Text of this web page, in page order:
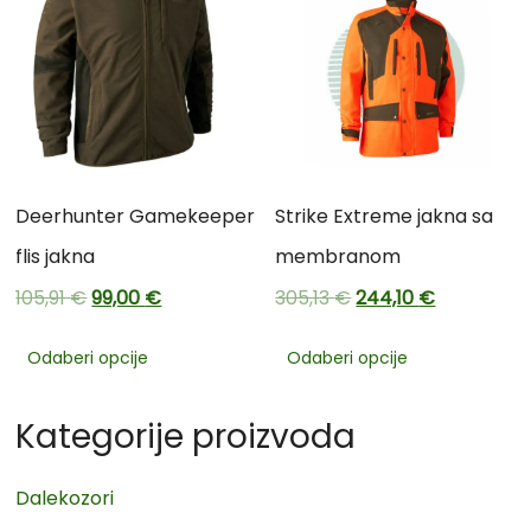
Deerhunter Gamekeeper
flis jakna
105,91€99,00 €
Odaberi opcije
Strike Extreme jakna sa
membranom
305,13€244,10 €
Odaberi opcije
Kategorije proizvoda
Dalekozori